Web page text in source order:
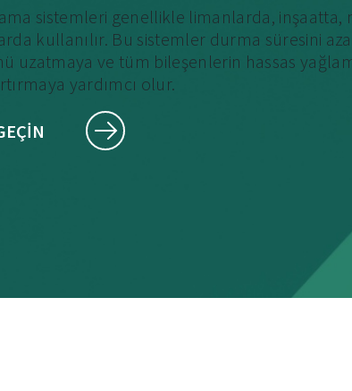
sistemleri genellikle limanlarda, inşaatta,
kullanılır. Bu sistemler durma süresini
uzatmaya ve tüm bileşenlerin hassas
yardımcı olur.